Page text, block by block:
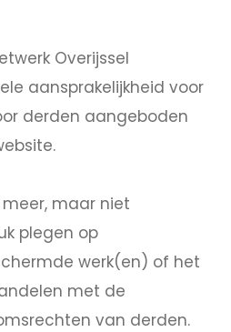
Overijssel
aansprakelijkheid voor
derden aangeboden
maar niet
plegen op
werk(en) of het
met de
van derden.